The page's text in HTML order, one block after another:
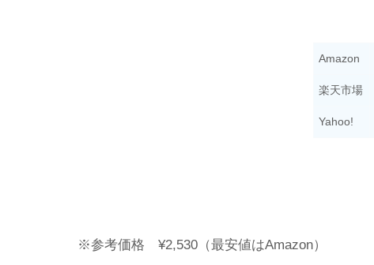
Amazon
楽天市場
Yahoo!
※参考価格 ¥2,530（最安値はAmazon）